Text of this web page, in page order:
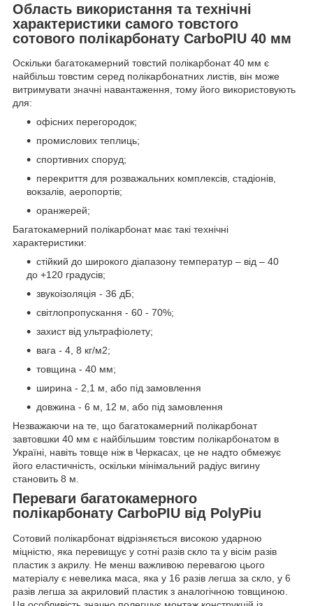
Область використання та технічні
характеристики самого товстого
сотового полікарбонату CarboPIU 40 мм
Оскільки багатокамерний товстий полікарбонат 40 мм є
найбільш товстим серед полікарбонатних листів, він може
витримувати значні навантаження, тому його використовують
для:
офісних перегородок;
промислових теплиць;
спортивних споруд;
перекриття для розважальних комплексів, стадіонів,
вокзалів, аеропортів;
оранжерей;
Багатокамерний полікарбонат має такі технічні
характеристики:
стійкий до широкого діапазону температур – від – 40
до +120 градусів;
звукоізоляція - 36 дБ;
світлопропускання - 60 - 70%;
захист від ультрафіолету;
вага - 4, 8 кг/м2;
товщина - 40 мм;
ширина - 2,1 м, або під замовлення
довжина - 6 м, 12 м, або під замовлення
Незважаючи на те, що багатокамерний полікарбонат
завтовшки 40 мм є найбільшим товстим полікарбонатом в
Україні, навіть товще ніж в Черкасах, це не надто обмежує
його еластичність, оскільки мінімальний радіус вигину
становить 8 м.
Переваги багатокамерного
полікарбонату CarboPIU від PolyPiu
Сотовий полікарбонат відрізняється високою ударною
міцністю, яка перевищує у сотні разів скло та у вісім разів
пластик з акрилу. Не менш важливою перевагою цього
матеріалу є невелика маса, яка у 16 разів легша за скло, у 6
разів легша за акриловий пластик з аналогічною товщиною.